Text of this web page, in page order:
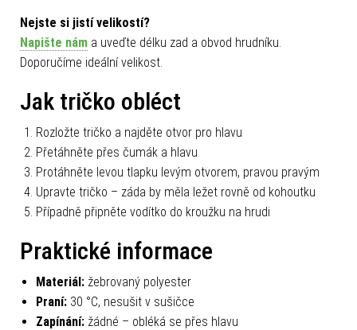
Nejste si jistí velikostí?
Napište nám a uveďte délku zad a obvod hrudníku.
Doporučíme ideální velikost.
Jak tričko obléct
Rozložte tričko a najděte otvor pro hlavu
Přetáhněte přes čumák a hlavu
Protáhněte levou tlapku levým otvorem, pravou pravým
Upravte tričko – záda by měla ležet rovně od kohoutku
Případně připněte vodítko do kroužku na hrudi
Praktické informace
Materiál: žebrovaný polyester
Praní: 30 °C, nesušit v sušičce
Zapínání: žádné – obléká se přes hlavu